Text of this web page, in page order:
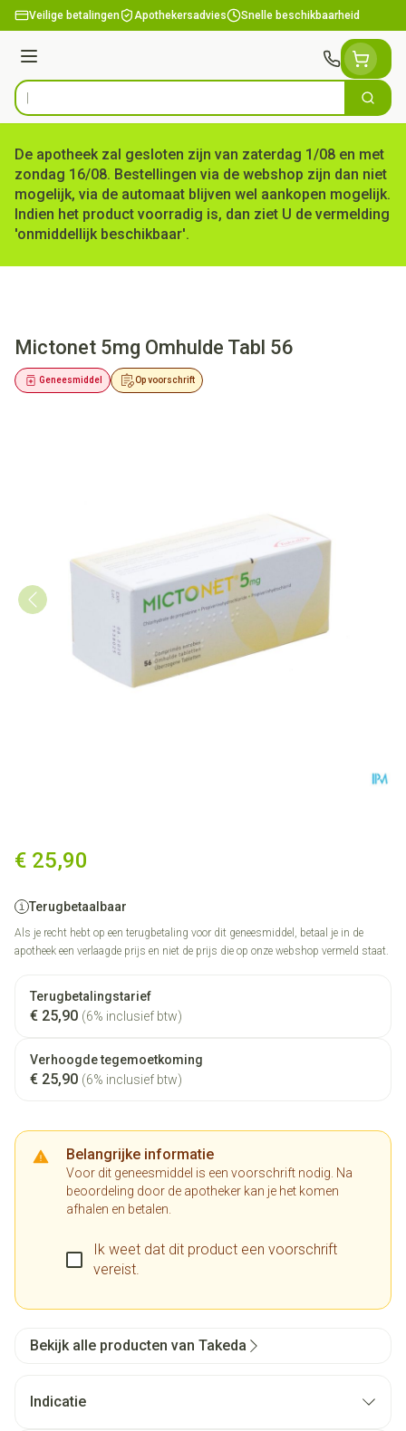
Ga naar de inhoud
Veilige betalingen Apothekersadvies Snelle beschikbaarheid
Menu
Product, merk, categorie... Zoek
De apotheek zal gesloten zijn van zaterdag 1/08 en met
zondag 16/08. Bestellingen via de webshop zijn dan niet
mogelijk, via de automaat blijven wel aankopen mogelijk.
Indien het product voorradig is, dan ziet U de vermelding
'onmiddellijk beschikbaar'.
Mictonet 5mg Omhulde Tabl 56
Op voorschrift
Geneesmiddel
€ 25,90
Terugbetaalbaar
Als je recht hebt op een terugbetaling voor dit geneesmiddel, betaal je in de
apotheek een verlaagde prijs en niet de prijs die op onze webshop vermeld staat.
Terugbetalingstarief
€ 25,90 (6% inclusief btw)
Verhoogde tegemoetkoming
€ 25,90 (6% inclusief btw)
Belangrijke informatie
Voor dit geneesmiddel is een voorschrift nodig. Na
beoordeling door de apotheker kan je het komen
afhalen en betalen.
Ik weet dat dit product een voorschrift
vereist.
Bekijk alle producten van Takeda
Indicatie